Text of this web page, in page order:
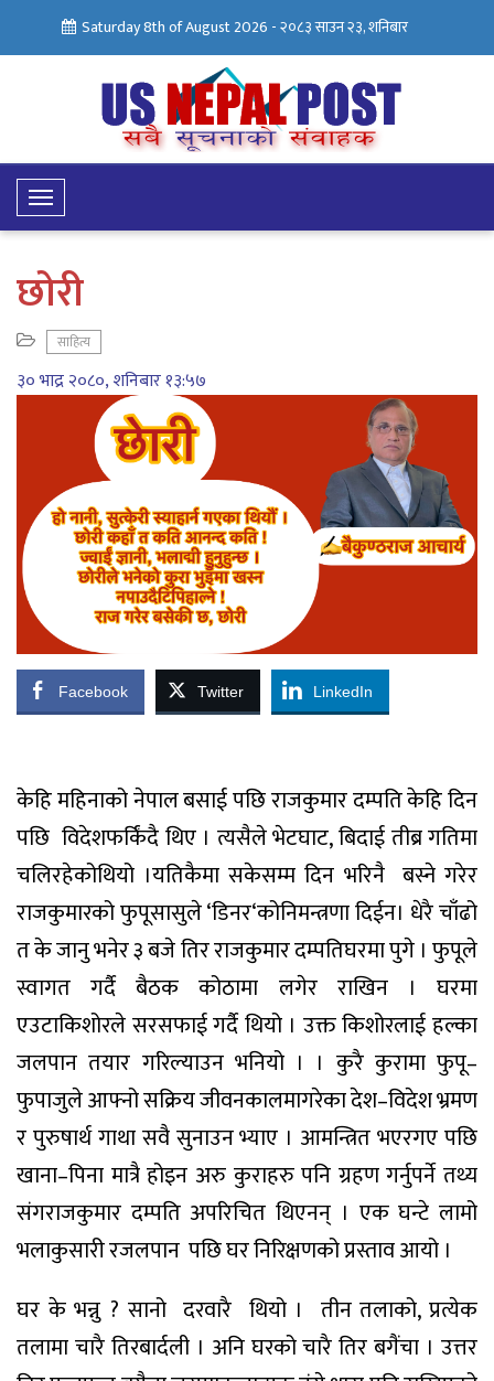
Saturday 8th of August 2026 -२०८३ साउन २३, शनिबार
Toggle
Navigation
छोरी
साहित्य
३० भाद्र २०८०, शनिबार १३:५७
Facebook Twitter LinkedIn
केहिमहिनाकोनेपालबसाईपछिराजकुमारदम्पतिकेहिदिन
पछि विदेशफर्किंदैथिए । त्यसैलेभेटघाट,बिदाईतीब्रगतिमा
चलिरहेकोथियो ।यतिकैमा सकेसम्म दिन भरिनै बस्ने गरेर
राजकुमारकोफुपूसासुले‘डिनर‘कोनिमन्त्रणादिईन। धेरैचाँढो
तकेजानुभनेर३बजेतिरराजकुमारदम्पतिघरमापुगे । फुपूले
स्वागत गर्दै बैठक कोठामा लगेर राखिन ।
घरमा
एउटाकिशोरलेसरसफाईगर्दैथियो । उक्तकिशोरलाईहल्का
जलपान तयार गरिल्याउन भनियो । । कुरै कुरामा फुपू–
फुपाजुलेआफ्नोसक्रियजीवनकालमागरेकादेश–विदेशभ्रमण
रपुरुषार्थगाथासवैसुनाउनभ्याए । आमन्त्रितभएरगएपछि
खाना–पिना मात्रैहोइन अरु कुराहरुपनि ग्रहणगर्नुपर्नेतथ्य
संगराजकुमार दम्पति अपरिचित थिएनन् । एक घन्टे लामो
भलाकुसारीरजलपान पछिघरनिरिक्षणकोप्रस्तावआयो ।
घर के भन्नु? सानो दरवारै थियो । तीन तलाको,प्रत्येक
तलामाचारैतिरबार्दली । अनिघरकोचारैतिरबगैंचा । उत्तर